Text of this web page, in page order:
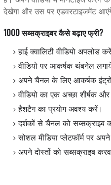
देखेगा और उस पर एडवरटाइजमेंट
1000 सब्सक्राइबर कैसे बढ़ाए फ्री?
हाई क्वालिटी वीडियो अपलोड
वीडियो पर आकर्षक थंबनेल
अपने चैनल के लिए आकर्षक
वीडियो का एक अच्छा शीर्षक
हैशटैग का प्रयोग अवश्य करें।
दर्शकों से चैनल को सब्सक्राइब
सोशल मीडिया प्लेटफॉर्म पर
अपने दोस्तों को सब्सक्राइब